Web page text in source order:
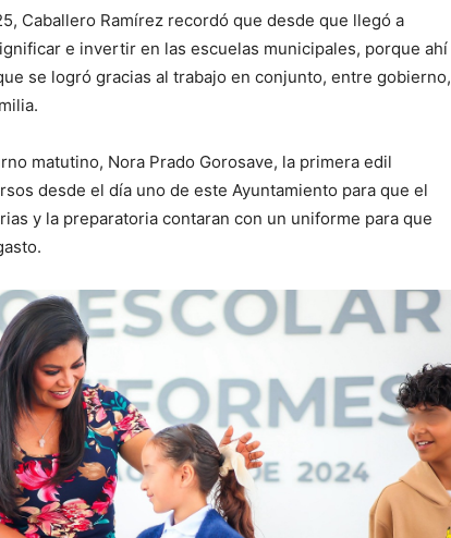
Caballero Ramírez recordó que desde que llegó a
e invertir en las escuelas municipales, porque ahí
se logró gracias al trabajo en conjunto, entre gobierno,
matutino, Nora Prado Gorosave, la primera edil
desde el día uno de este Ayuntamiento para que el
y la preparatoria contaran con un uniforme para que